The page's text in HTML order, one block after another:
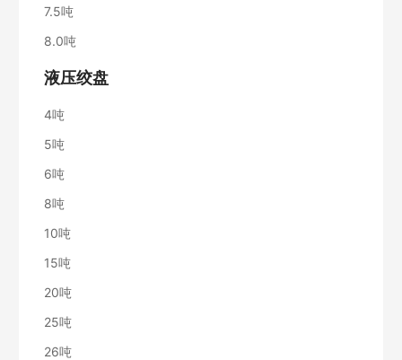
7.5吨
8.0吨
液压绞盘
4吨
5吨
6吨
8吨
10吨
15吨
20吨
25吨
26吨